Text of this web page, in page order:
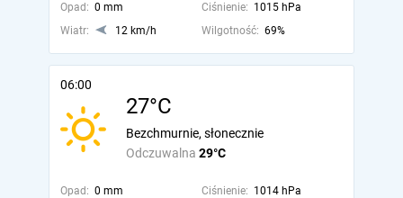
Opad: 0 mm Ciśnienie: 1015 hPa
Wiatr:
12 km/h Wilgotność: 69%
06:00
27°C
Odczuwalna 29°C
Bezchmurnie, słonecznie
Opad: 0 mm Ciśnienie: 1014 hPa